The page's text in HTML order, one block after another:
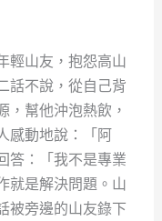
輕山友，抱怨高山
話不說，從自己背
，幫他沖泡熱飲，
感動地說：「阿
答：「我不是專業
就是解決問題。山
被旁邊的山友錄下